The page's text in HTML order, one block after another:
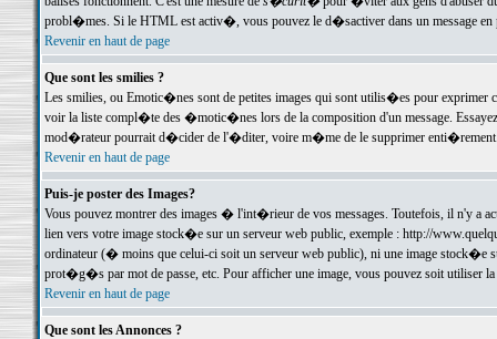
probl�mes. Si le HTML est activ�, vous pouvez le d�sactiver dans un message en
Revenir en haut de page
Que sont les smilies ?
Les smilies, ou Emotic�nes sont de petites images qui sont utilis�es pour exprimer
voir la liste compl�te des �motic�nes lors de la composition d'un message.
mod�rateur pourrait d�cider de l'�diter, voire m�me de le supprimer
Revenir en haut de page
Puis-je poster des Images?
Vous pouvez montrer des images � l'int�rieur de vos messages. Toutefois, il n'y a
lien vers votre image stock�e sur un serveur web public, exemple : http://
ordinateur (� moins que celui-ci soit un serveur web public), ni une image stock�e
prot�g�s par mot de passe, etc. Pour afficher une image, vous pouvez soit
Revenir en haut de page
Que sont les Annonces ?